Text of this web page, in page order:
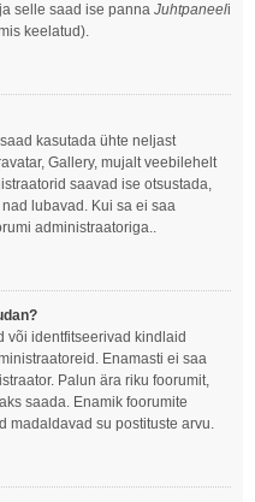
selle saad ise panna Juhtpaneeli
keelatud).
kasutada ühte neljast
Gallery, mujalt veebilehelt
saavad ise otsustada,
lubavad. Kui sa ei saa
administraatoriga..
või identfitseerivad kindlaid
Enamasti ei saa
Palun ära riku foorumit,
saada. Enamik foorumite
madaldavad su postituste arvu.